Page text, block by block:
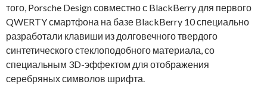
того, Porsche Design совместно с BlackBerry для первого
QWERTY смартфона на базе BlackBerry 10 специально
разработали клавиши из долговечного твердого
синтетического стеклоподобного материала, со
специальным 3D-эффектом для отображения
серебряных символов шрифта.